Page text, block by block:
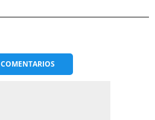
COMENTARIOS